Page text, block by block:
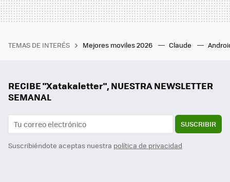
TEMAS DE INTERÉS Mejores moviles 2026 Claude
RECIBE "Xatakaletter", NUESTRA NEWSLETTER
SEMANAL
SUSCRIBIR
Suscribiéndote aceptas nuestra política de privacidad